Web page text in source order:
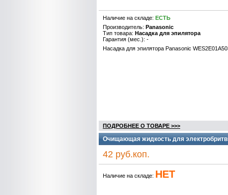
Наличие на складе: ЕСТЬ
Производитель: Panasonic
Тип товара: Насадка для эпилятора
Гарантия (мес.): -
Насадка для эпилятора Panasonic
ПОДРОБНЕЕ О ТОВАРЕ >>>
Очищающая жидкость для
42 руб.коп.
Наличие на складе: НЕТ